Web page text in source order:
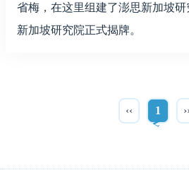
省梅，在这里组建了澎思新加坡研
新加坡研究院正式揭牌。
‹‹ 1